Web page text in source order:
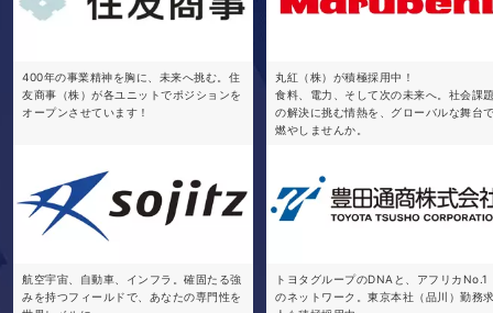
400年の事業精神を胸に、未来へ挑む。住
友商事（株）が各ユニットでポジションを
オープンさせています！
丸紅（株）が積極採用中！
食料、電力、そして次の未来へ。社会課
の解決に挑む情熱を、グローバルな舞台
燃やしませんか。
航空宇宙、自動車、インフラ。確固たる強
みを持つフィールドで、あなたの専門性を
トヨタグループのDNAと、アフリカNo.1
のネットワーク。東京本社（品川）勤務